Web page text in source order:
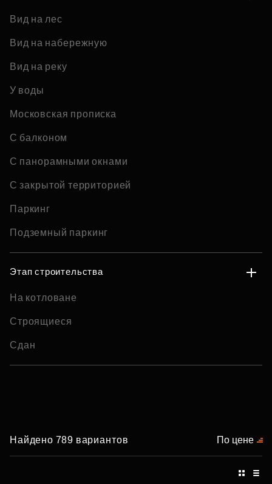
Вид на лес
Вид на набережную
Вид на реку
У воды
Московская прописка
С балконом
С панорамными окнами
С закрытой территорией
Паркинг
Подземный паркинг
Этап строительства
На котловане
Строящиеся
Сдан
Найдено 789 вариантов По цене